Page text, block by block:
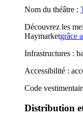
Nom du théâtre :
Découvrez les
Haymarketgrâce
Infrastructures :
Accessibilité :
Code
Distribution